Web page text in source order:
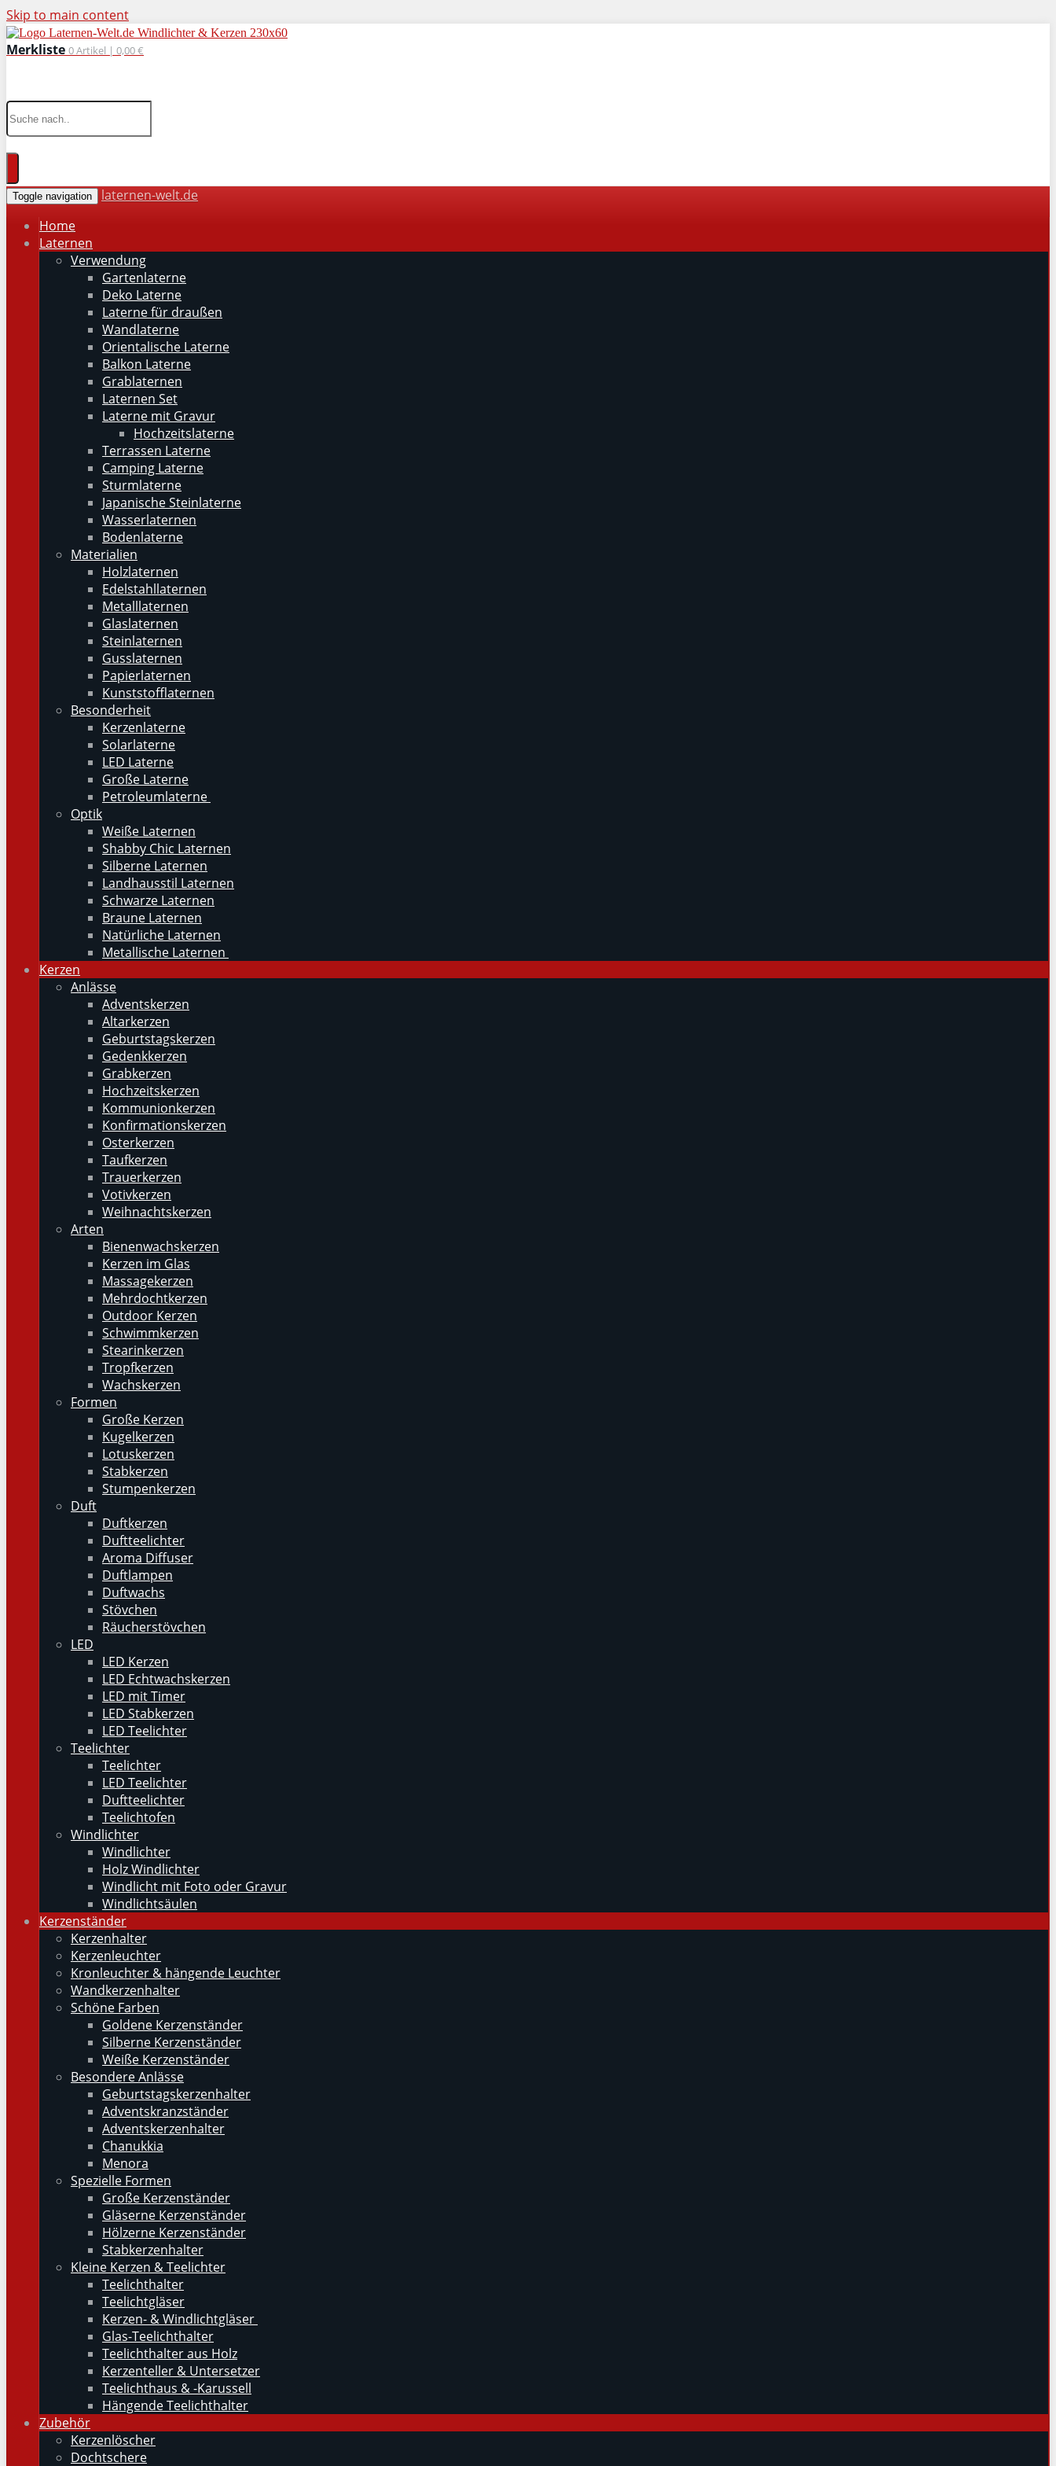
Skip to main content
Merkliste 0Artikel | 0,00 €
Toggle navigation
laternen-welt.de
Home
Laternen
Verwendung
Gartenlaterne
Deko Laterne
Laterne für draußen
Wandlaterne
Orientalische Laterne
Balkon Laterne
Grablaternen
Laternen Set
Laterne mit Gravur
Hochzeitslaterne
Terrassen Laterne
Camping Laterne
Sturmlaterne
Japanische Steinlaterne
Wasserlaternen
Bodenlaterne
Materialien
Holzlaternen
Edelstahllaternen
Metalllaternen
Glaslaternen
Steinlaternen
Gusslaternen
Papierlaternen
Kunststofflaternen
Besonderheit
Kerzenlaterne
Solarlaterne
LED Laterne
Große Laterne
Petroleumlaterne
Optik
Weiße Laternen
Shabby Chic Laternen
Silberne Laternen
Landhausstil Laternen
Schwarze Laternen
Braune Laternen
Natürliche Laternen
Metallische Laternen
Kerzen
Anlässe
Adventskerzen
Altarkerzen
Geburtstagskerzen
Gedenkkerzen
Grabkerzen
Hochzeitskerzen
Kommunionkerzen
Konfirmationskerzen
Osterkerzen
Taufkerzen
Trauerkerzen
Votivkerzen
Weihnachtskerzen
Arten
Bienenwachskerzen
Kerzen im Glas
Massagekerzen
Mehrdochtkerzen
Outdoor Kerzen
Schwimmkerzen
Stearinkerzen
Tropfkerzen
Wachskerzen
Formen
Große Kerzen
Kugelkerzen
Lotuskerzen
Stabkerzen
Stumpenkerzen
Duft
Duftkerzen
Duftteelichter
Aroma Diffuser
Duftlampen
Duftwachs
Stövchen
Räucherstövchen
LED
LED Kerzen
LED Echtwachskerzen
LED mit Timer
LED Stabkerzen
LED Teelichter
Teelichter
Teelichter
LED Teelichter
Duftteelichter
Teelichtofen
Windlichter
Windlichter
Holz Windlichter
Windlicht mit Foto oder Gravur
Windlichtsäulen
Kerzenständer
Kerzenhalter
Kerzenleuchter
Kronleuchter & hängende Leuchter
Wandkerzenhalter
Schöne Farben
Goldene Kerzenständer
Silberne Kerzenständer
Weiße Kerzenständer
Besondere Anlässe
Geburtstagskerzenhalter
Adventskranzständer
Adventskerzenhalter
Chanukkia
Menora
Spezielle Formen
Große Kerzenständer
Gläserne Kerzenständer
Hölzerne Kerzenständer
Stabkerzenhalter
Kleine Kerzen & Teelichter
Teelichthalter
Teelichtgläser
Kerzen- & Windlichtgläser
Glas-Teelichthalter
Teelichthalter aus Holz
Kerzenteller & Untersetzer
Teelichthaus & -Karussell
Hängende Teelichthalter
Zubehör
Kerzenlöscher
Dochtschere